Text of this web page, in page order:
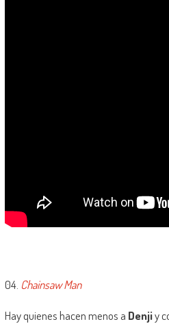
04. Chainsaw Man
Hay quienes hacen menos a Denjiy